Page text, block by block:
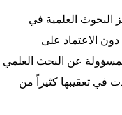
البحوث العلمية في
الاعتماد على
عن البحث العلمي
في تعقيبها كثيراً من